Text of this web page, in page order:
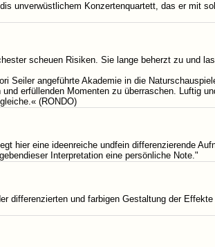
unverwüstlichem Konzertenquartett, das er mit
scheuen Risiken. Sie lange beherzt zu und
angeführte Akademie in die
erfüllenden Momenten zu überraschen. Luftig
(RONDO)
hier eine ideenreiche undfein differenzierende
Interpretation eine persönliche Note."
und farbigen Gestaltung der